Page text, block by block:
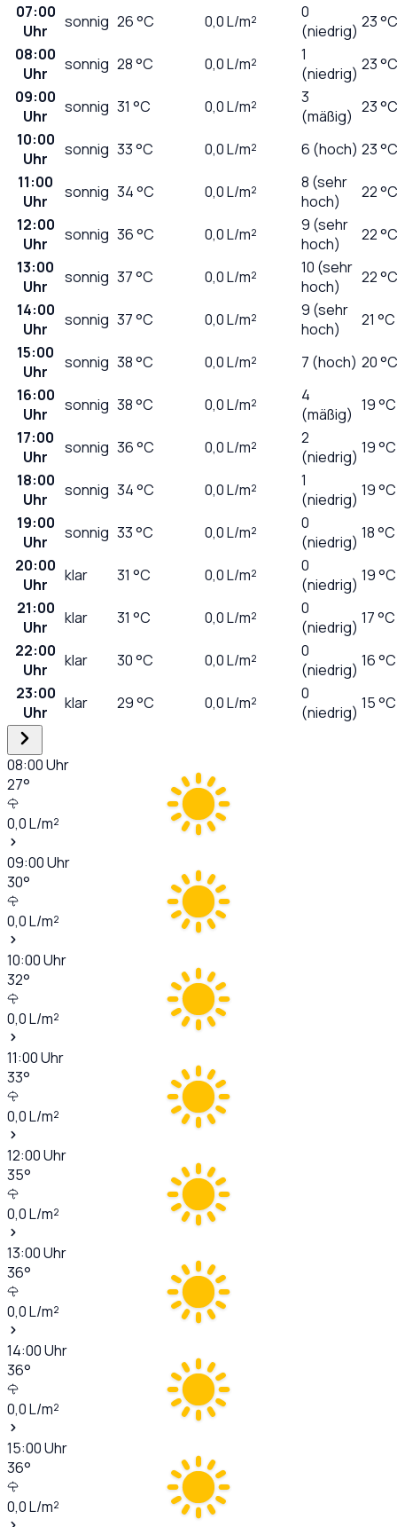
07:00
Uhr
sonnig 26°C 0,0L/m²
0
(niedrig) 23 °C
08:00
Uhr
sonnig 28°C 0,0L/m²
1
(niedrig) 23 °C
09:00
Uhr
sonnig 31 °C 0,0L/m²
3
(mäßig) 23 °C
10:00
Uhr
sonnig 33°C 0,0L/m² 6 (hoch) 23 °C
11:00
Uhr
sonnig 34°C 0,0L/m²
8 (sehr
hoch)
22 °C
12:00
Uhr
sonnig 36°C 0,0L/m²
9 (sehr
hoch)
22 °C
13:00
Uhr
sonnig 37°C 0,0L/m²
10 (sehr
hoch)
22 °C
14:00
Uhr
sonnig 37°C 0,0L/m²
9 (sehr
hoch)
21 °C
15:00
Uhr
sonnig 38°C 0,0L/m² 7 (hoch) 20 °C
16:00
Uhr
sonnig 38°C 0,0L/m²
4
(mäßig) 19 °C
17:00
Uhr
sonnig 36°C 0,0L/m²
2
(niedrig) 19 °C
18:00
Uhr
sonnig 34°C 0,0L/m²
1
(niedrig) 19 °C
19:00
Uhr
sonnig 33°C 0,0L/m²
0
(niedrig) 18 °C
20:00
Uhr
klar 31 °C 0,0L/m²
0
(niedrig) 19 °C
21:00
Uhr
klar 31 °C 0,0L/m²
0
(niedrig) 17 °C
22:00
Uhr
klar 30°C 0,0L/m²
0
(niedrig) 16 °C
23:00
Uhr
klar 29°C 0,0L/m²
0
(niedrig) 15 °C
08:00Uhr
27°
0,0L/m²
09:00Uhr
30°
0,0L/m²
10:00Uhr
32°
0,0L/m²
11:00Uhr
33°
0,0L/m²
12:00Uhr
35°
0,0L/m²
13:00Uhr
36°
0,0L/m²
14:00Uhr
36°
0,0L/m²
15:00Uhr
36°
0,0L/m²